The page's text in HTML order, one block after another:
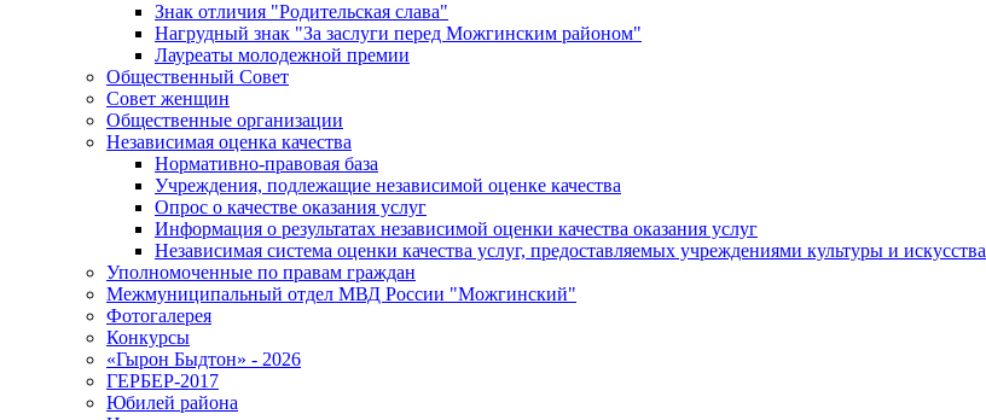
Знак отличия "Родительская слава"
Нагрудный знак "За заслуги перед Можгинским районом"
Лауреаты молодежной премии
Общественный Совет
Совет женщин
Общественные организации
Независимая оценка качества
Нормативно-правовая база
Учреждения, подлежащие независимой оценке качества
Опрос о качестве оказания услуг
Информация о результатах независимой оценки качества оказания услуг
Независимая система оценки качества услуг, предоставляемых учреждениями культуры и искусства
Уполномоченные по правам граждан
Межмуниципальный отдел МВД России "Можгинский"
Фотогалерея
Конкурсы
«Гырон Быдтон» - 2026
ГЕРБЕР-2017
Юбилей района